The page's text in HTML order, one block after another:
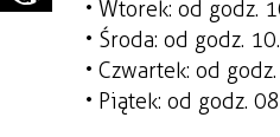
• Wtorek: od godz.
• Środa: od godz.
• Czwartek: od
• Piątek: od godz.